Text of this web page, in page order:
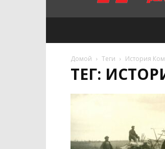
Домой Теги История
ТЕГ: